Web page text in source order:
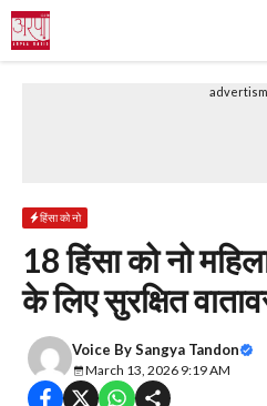
Skip
to
content
हिंसा को नो
18 हिंसा को नो
के लिए सुरक्षित
Voice BySangya Tandon
March 13, 2026 9:19 AM